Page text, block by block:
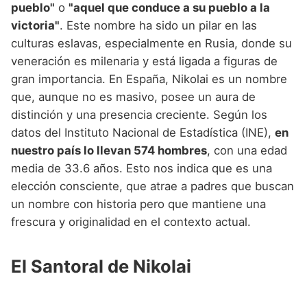
pueblo" o "aquel que conduce a su pueblo a la
victoria". Este nombre ha sido un pilar en las
culturas eslavas, especialmente en Rusia, donde su
veneración es milenaria y está ligada a figuras de
gran importancia. En España, Nikolai es un nombre
que, aunque no es masivo, posee un aura de
distinción y una presencia creciente. Según los
datos del Instituto Nacional de Estadística (INE), en
nuestro país lo llevan 574 hombres, con una edad
media de 33.6 años. Esto nos indica que es una
elección consciente, que atrae a padres que buscan
un nombre con historia pero que mantiene una
frescura y originalidad en el contexto actual.
El Santoral de Nikolai